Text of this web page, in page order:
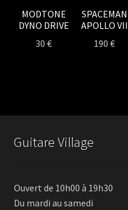
MODTONE
DYNO DRIVE
30€
SPACEMAN
APOLLO VII
190€
Guitare Village
Ouvert de 10h00 à 19h30
Du mardi au samedi